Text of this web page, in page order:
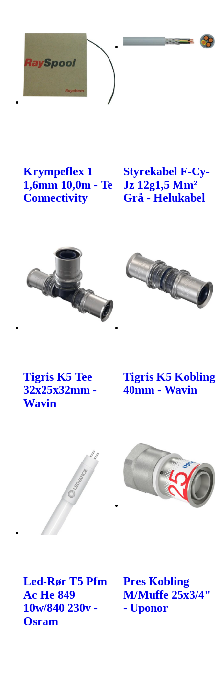
Krympeflex 1
1,6mm 10,0m - Te
Connectivity
Styrekabel F-Cy-
Jz 12g1,5 Mm²
Grå - Helukabel
Tigris K5 Tee
32x25x32mm -
Wavin
Tigris K5 Kobling
40mm - Wavin
Led-Rør T5 Pfm
Ac He 849
10w/840 230v -
Osram
Pres Kobling
M/Muffe 25x3/4"
- Uponor